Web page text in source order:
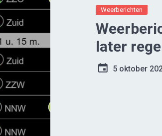
Weerberichten
later
5 oktober